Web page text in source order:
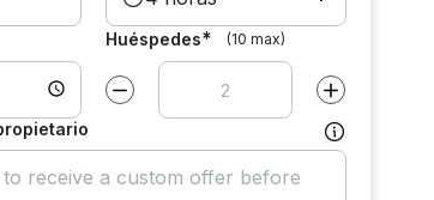
Huéspedes* (10 max)
Disminuir el valor por Aumentar el